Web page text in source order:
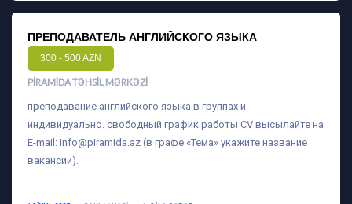
ПРЕПОДАВАТЕЛЬ АНГЛИЙСКОГО ЯЗЫКА
300 - 500 AZN
PIRAMIDA TƏHSIL MƏRKƏZI
преподавание английского языка в группах и
индивидуально. свободный график работы CV высылайте на
E-mail: info@piramida.az (в графе «Тема» укажите название
вакансии).